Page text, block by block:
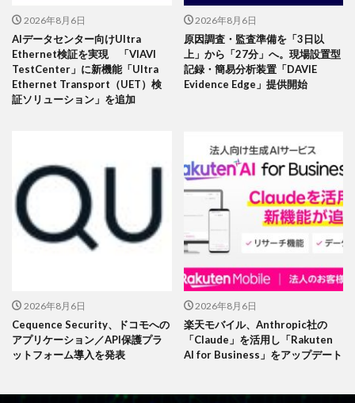
2026年8月6日
AIデータセンター向けUltra
Ethernet検証を実現 「VIAVI
TestCenter」に新機能「Ultra
Ethernet Transport（UET）検
証ソリューション」を追加
2026年8月6日
原因調査・監査準備を「3日以
上」から「27分」へ。現場設置型
記録・簡易分析装置「DAVIE
Evidence Edge」提供開始
2026年8月6日
Cequence Security、ドコモへの
アプリケーション／API保護プラ
ットフォーム導入を発表
2026年8月6日
楽天モバイル、Anthropic社の
「Claude」を活用し「Rakuten
AI for Business」をアップデート